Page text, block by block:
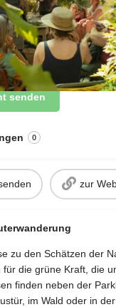
senden
0
zur
zu den Schätzen der
die grüne Kraft, die
finden neben der
im Wald oder in der